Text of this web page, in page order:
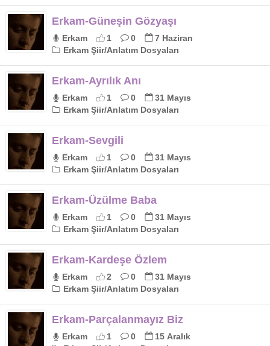
Erkam-Güneşin Gözyaşı
Erkam 1 0
7 Haziran
Erkam Şiir/Anlatım Dosyaları
Erkam-Ayrılık Anı
Erkam 1 0
31 Mayıs
Erkam Şiir/Anlatım Dosyaları
Erkam-Sevgili
Erkam 1 0
31 Mayıs
Erkam Şiir/Anlatım Dosyaları
Erkam-Üzülme Baba
Erkam 1 0
31 Mayıs
Erkam Şiir/Anlatım Dosyaları
Erkam-Kardeşe Özlem
Erkam 2 0
31 Mayıs
Erkam Şiir/Anlatım Dosyaları
Erkam-Parçalanmayız Biz
Erkam 1 0
15 Aralık